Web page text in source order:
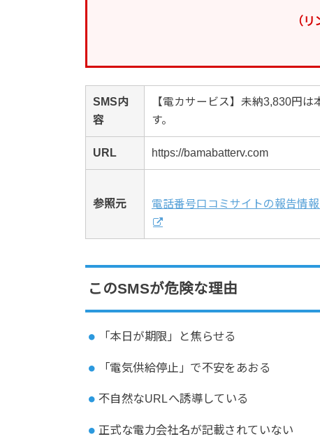
（
SMS内
容
【電カサービス】未納3,830円
す。
URL https://bamabatterv.com
参照元 電話番号口コミサイトの報告情
このSMSが危険な理由
「本日が期限」と焦らせる
「電気供給停止」で不安をあおる
不自然なURLへ誘導している
正式な電力会社名が記載されていない